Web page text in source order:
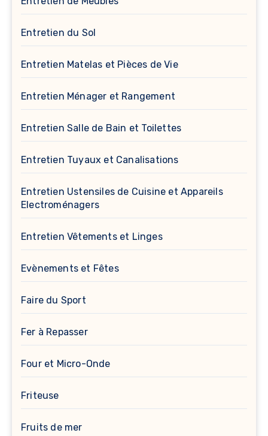
Entretien du Sol
Entretien Matelas et Pièces de Vie
Entretien Ménager et Rangement
Entretien Salle de Bain et Toilettes
Entretien Tuyaux et Canalisations
Entretien Ustensiles de Cuisine et Appareils
Electroménagers
Entretien Vêtements et Linges
Evènements et Fêtes
Faire du Sport
Fer à Repasser
Four et Micro-Onde
Friteuse
Fruits de mer